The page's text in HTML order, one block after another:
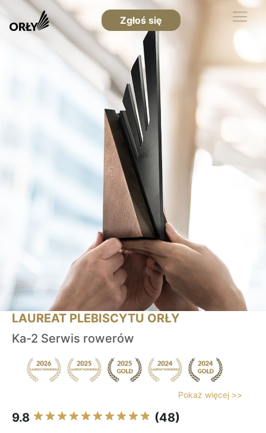
Zgłoś się
LAUREAT PLEBISCYTU ORŁY
Ka-2 Serwis rowerów
Pokaż więcej >>
9.8 (48)